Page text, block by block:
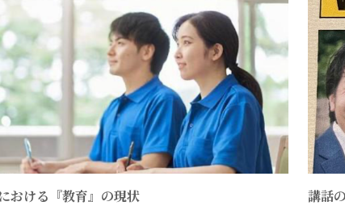
おける『教育』の現状 講話